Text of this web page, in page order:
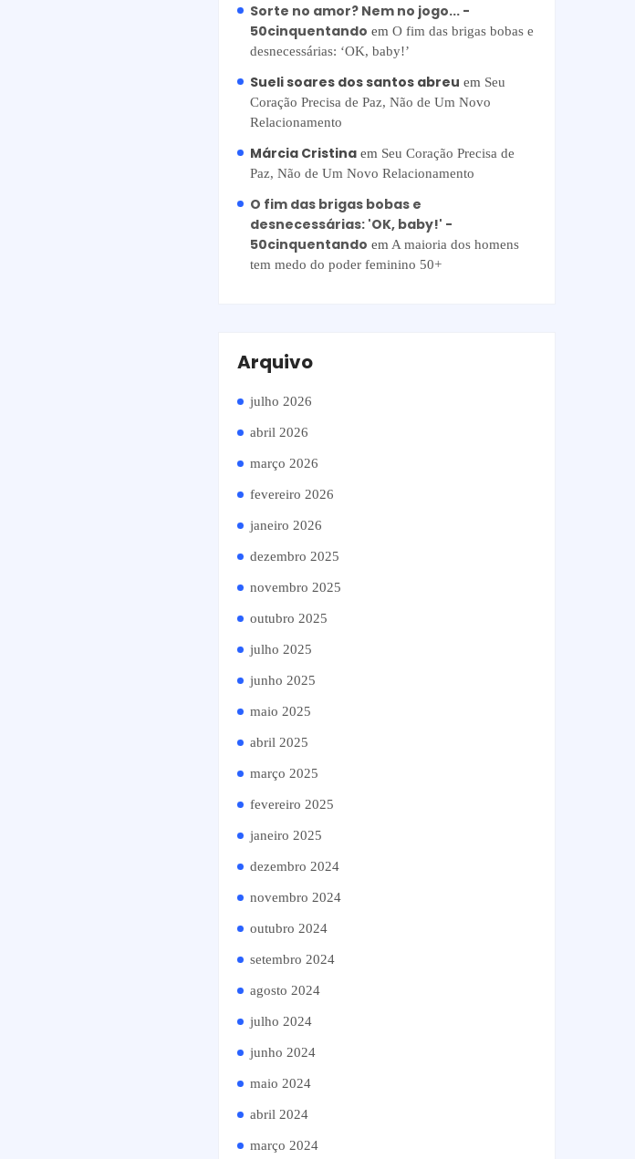
Sorte no amor? Nem no jogo... -
50cinquentando em O fim das brigas bobas e
desnecessárias: ‘OK, baby!’
Sueli soares dos santos abreu em Seu
Coração Precisa de Paz, Não de Um Novo
Relacionamento
Márcia Cristina em Seu Coração Precisa de
Paz, Não de Um Novo Relacionamento
O fim das brigas bobas e
desnecessárias: 'OK, baby!' -
50cinquentando em A maioria dos homens
tem medo do poder feminino 50+
Arquivo
julho 2026
abril 2026
março 2026
fevereiro 2026
janeiro 2026
dezembro 2025
novembro 2025
outubro 2025
julho 2025
junho 2025
maio 2025
abril 2025
março 2025
fevereiro 2025
janeiro 2025
dezembro 2024
novembro 2024
outubro 2024
setembro 2024
agosto 2024
julho 2024
junho 2024
maio 2024
abril 2024
março 2024